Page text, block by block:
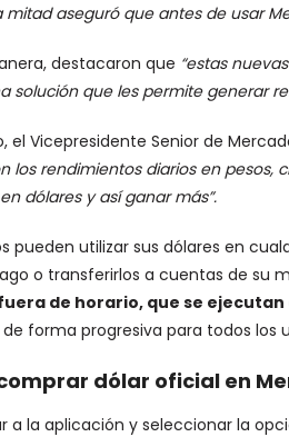
mitad aseguró que antes de usar
destacaron que “estas
solución que les permite generar
el Vicepresidente Senior de
los rendimientos diarios en
dólares y así ganar más”.
pueden utilizar sus dólares en
o transferirlos a cuentas de su
de horario, que se
forma progresiva para todos los
dólar oficial en
a la aplicación y seleccionar la